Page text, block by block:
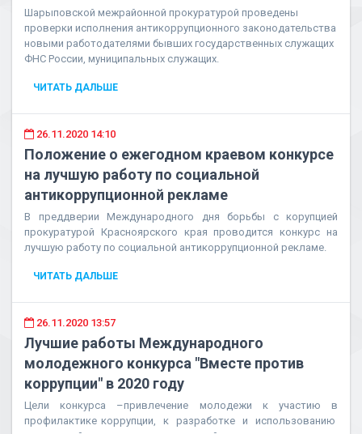
Шарыповской межрайонной прокуратурой проведены
проверки исполнения антикоррупционного законодательства
новыми работодателями бывших государственных служащих
ФНС России, муниципальных служащих.
ЧИТАТЬ ДАЛЬШЕ
26.11.2020 14:10
Положение о ежегодном краевом конкурсе
на лучшую работу по социальной
антикоррупционной рекламе
В преддверии Международного дня борьбы с корупцией
прокуратурой Красноярского края проводится конкурс на
лучшую работу по социальной антикоррупционной рекламе.
ЧИТАТЬ ДАЛЬШЕ
26.11.2020 13:57
Лучшие работы Международного
молодежного конкурса "Вместе против
коррупции" в 2020 году
Цели конкурса –привлечение молодежи к участию в
профилактике коррупции, к разработке и использованию